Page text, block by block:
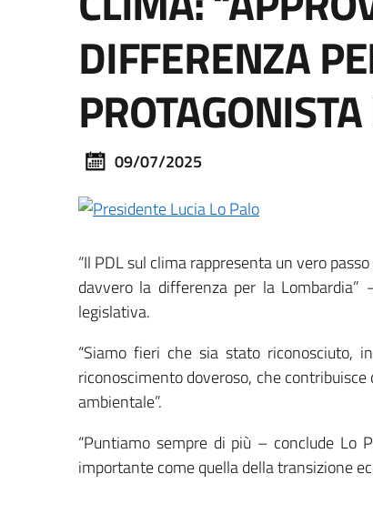
DIFFERENZA
09/07/2025
“Il PDL sul clima rappresenta un vero
davvero la differenza per la
legislativa.
“Siamo fieri che sia stato riconosciuto,
riconoscimento doveroso, che
ambientale”.
“Puntiamo sempre di più – conclude Lo
importante come quella della transizione